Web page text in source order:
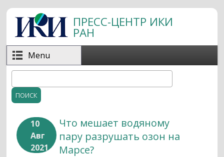
Перейти к основному содержанию
ПРЕСС-ЦЕНТР ИКИ
РАН
Menu
Форма поиска
10
Авг
2021
Что мешает водяному
пару разрушать озон на
Марсе?